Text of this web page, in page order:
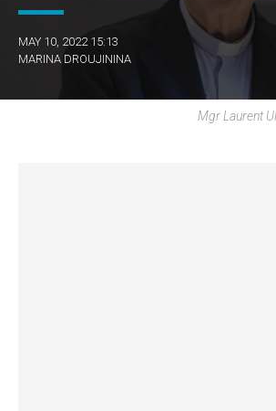
MAY 10, 2022 15:13
MARINA DROUJININA
Mgr Laurent